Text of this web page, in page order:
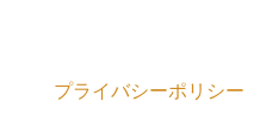
プライバシーポリシー